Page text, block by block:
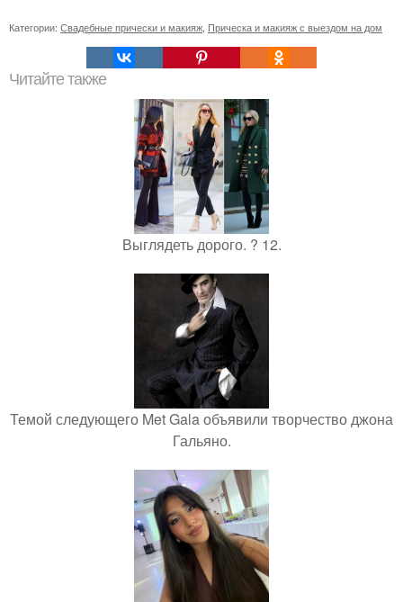
Категории: Свадебные прически и макияж Прическа и макияж с выездом на дом
Читайте также
Выглядеть дорого. ? 12.
Темой следующего Met Gala объявили творчество джона
Гальяно.